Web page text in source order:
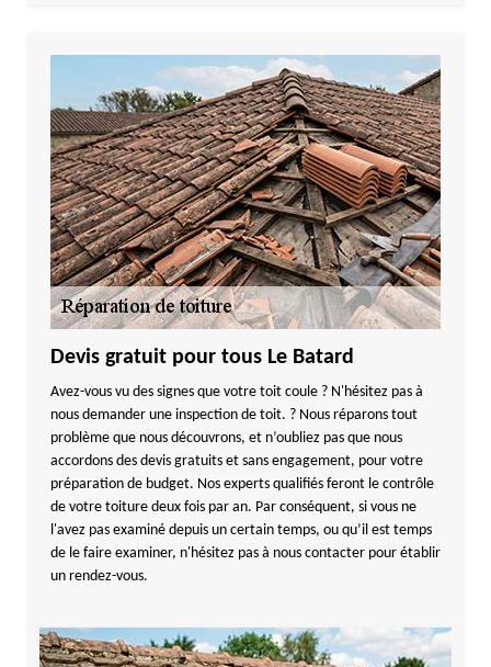
Devis gratuit pour tous Le Batard
Avez-vous vu des signes que votre toit coule ? N'hésitez pas à
nous demander une inspection de toit. ? Nous réparons tout
problème que nous découvrons, et n’oubliez pas que nous
accordons des devis gratuits et sans engagement, pour votre
préparation de budget. Nos experts qualifiés feront le contrôle
de votre toiture deux fois par an. Par conséquent, si vous ne
l'avez pas examiné depuis un certain temps, ou qu’il est temps
de le faire examiner, n'hésitez pas à nous contacter pour établir
un rendez-vous.